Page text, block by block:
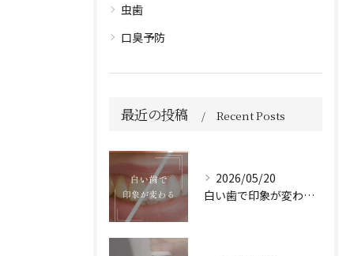
虫歯
口臭予防
最近の投稿 Recent Posts
2026/05/20
白い歯で印象が変わる🦷✨️